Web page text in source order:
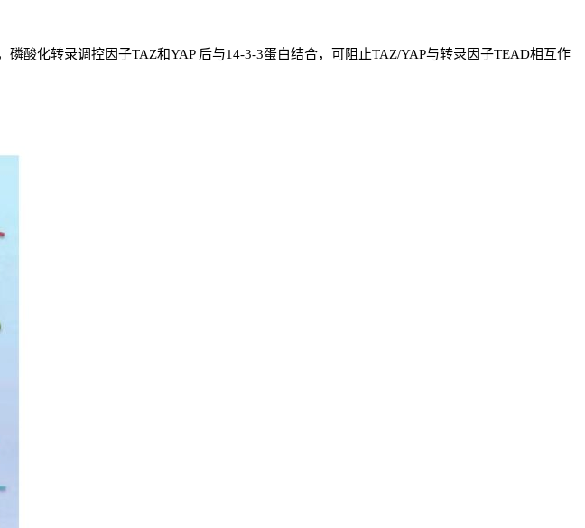
磷酸化转录调控因子TAZ和YAP 后与14-3-3蛋白结合，可阻止TAZ/YAP与转录因子TEAD相互作